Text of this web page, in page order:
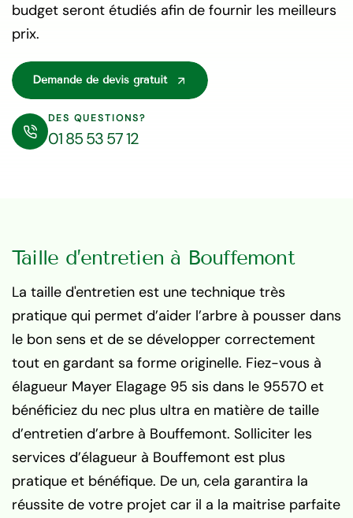
budget seront étudiés afin de fournir les meilleurs
prix.
Demande de devis gratuit
DES QUESTIONS?
01 85 53 57 12
Taille d’entretien à Bouffemont
La taille d'entretien est une technique très
pratique qui permet d’aider l’arbre à pousser dans
le bon sens et de se développer correctement
tout en gardant sa forme originelle. Fiez-vous à
élagueur Mayer Elagage 95 sis dans le 95570 et
bénéficiez du nec plus ultra en matière de taille
d’entretien d’arbre à Bouffemont. Solliciter les
services d’élagueur à Bouffemont est plus
pratique et bénéfique. De un, cela garantira la
réussite de votre projet car il a la maitrise parfaite